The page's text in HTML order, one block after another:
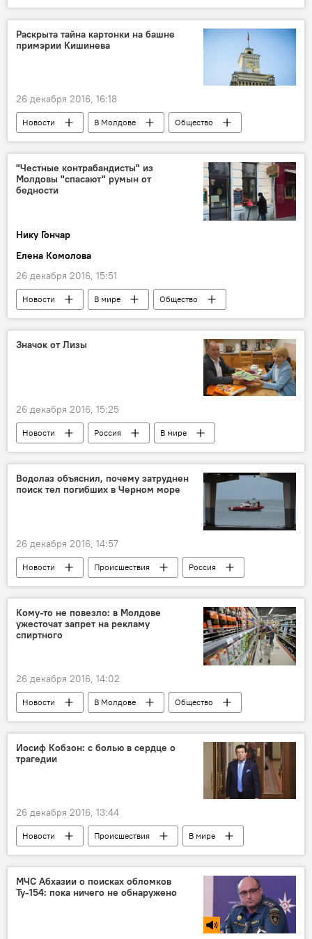
Сочи Иосиф Кобзон
Ту-154
крушение самолета
Крушение самолета Ту-154 Минобороны РФ
Раскрыта тайна картонки на башне
примэрии Кишинева
26 декабря 2016, 16:18
Новости В Молдове
Общество
Кишинев
Республика Молдова
Вадим Брынзанюк
здание
разрушение
фасад примэрия
"Честные контрабандисты" из
Молдовы "спасают" румын от
бедности
Нику Гончар
Елена Комолова
26 декабря 2016, 15:51
Новости В мире
Общество
Румыния
Яссы
Рождество
контрабанда
Значок от Лизы
26 декабря 2016, 15:25
Новости Россия
В мире
Общество
Розберг
Доктор Лиза
помощь
соболезнования хоспис
Водолаз объяснил, почему затруднен
поиск тел погибших в Черном море
26 декабря 2016, 14:57
Новости Происшествия
Россия
В мире
Кому-то не повезло: в Молдове
ужесточат запрет на рекламу
спиртного
26 декабря 2016, 14:02
Новости В Молдове
Общество
Республика Молдова
Минздрав
поправки
алкоголь
ужесточение
Иосиф Кобзон: с болью в сердце о
трагедии
26 декабря 2016, 13:44
Новости Происшествия
В мире
Иосиф Кобзон
Ту-154
крушение самолета
Крушение самолета Ту-154 Минобороны РФ
МЧС Абхазии о поисках обломков
Ту-154: пока ничего не обнаружено